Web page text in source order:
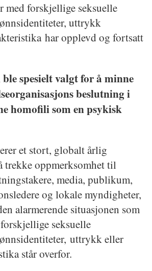
med forskjellige seksuelle
uttrykk
har opplevd og fortsatt
spesielt valgt for å minne
beslutning i
homofili som en psykisk
et stort, globalt årlig
trekke oppmerksomhet til
media, publikum,
og lokale myndigheter,
alarmerende situasjonen som
seksuelle
uttrykk eller
står overfor.